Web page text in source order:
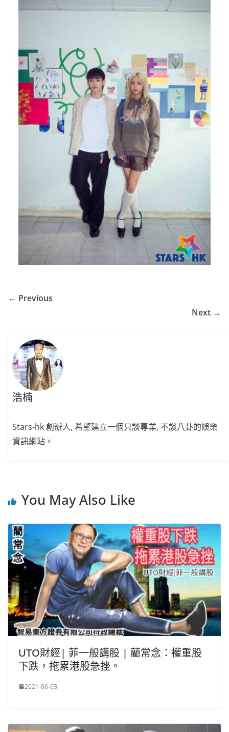
← Previous
Next →
浩楠
Stars-hk 創辦人, 希望建立一個只談專業, 不談八卦的娛樂
資訊網站。
You May Also Like
UTO財經| 菲一般講股 | 藺常念：權重股
下跌，拖累港股急挫。
2021-06-03